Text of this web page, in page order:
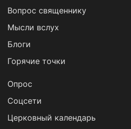
Вопрос священнику
Мысли вслух
Блоги
Горячие точки
Опрос
Cоцсети
Церковный календарь